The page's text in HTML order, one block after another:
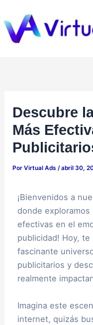
al
contenido
Descubre
Más
PorVirtual Ads/abril 30,
¡Bienvenidos a
donde
efectivas en el
publicidad! Hoy,
fascinante
publicitarios y
realmente
Imagina este
internet, quizás